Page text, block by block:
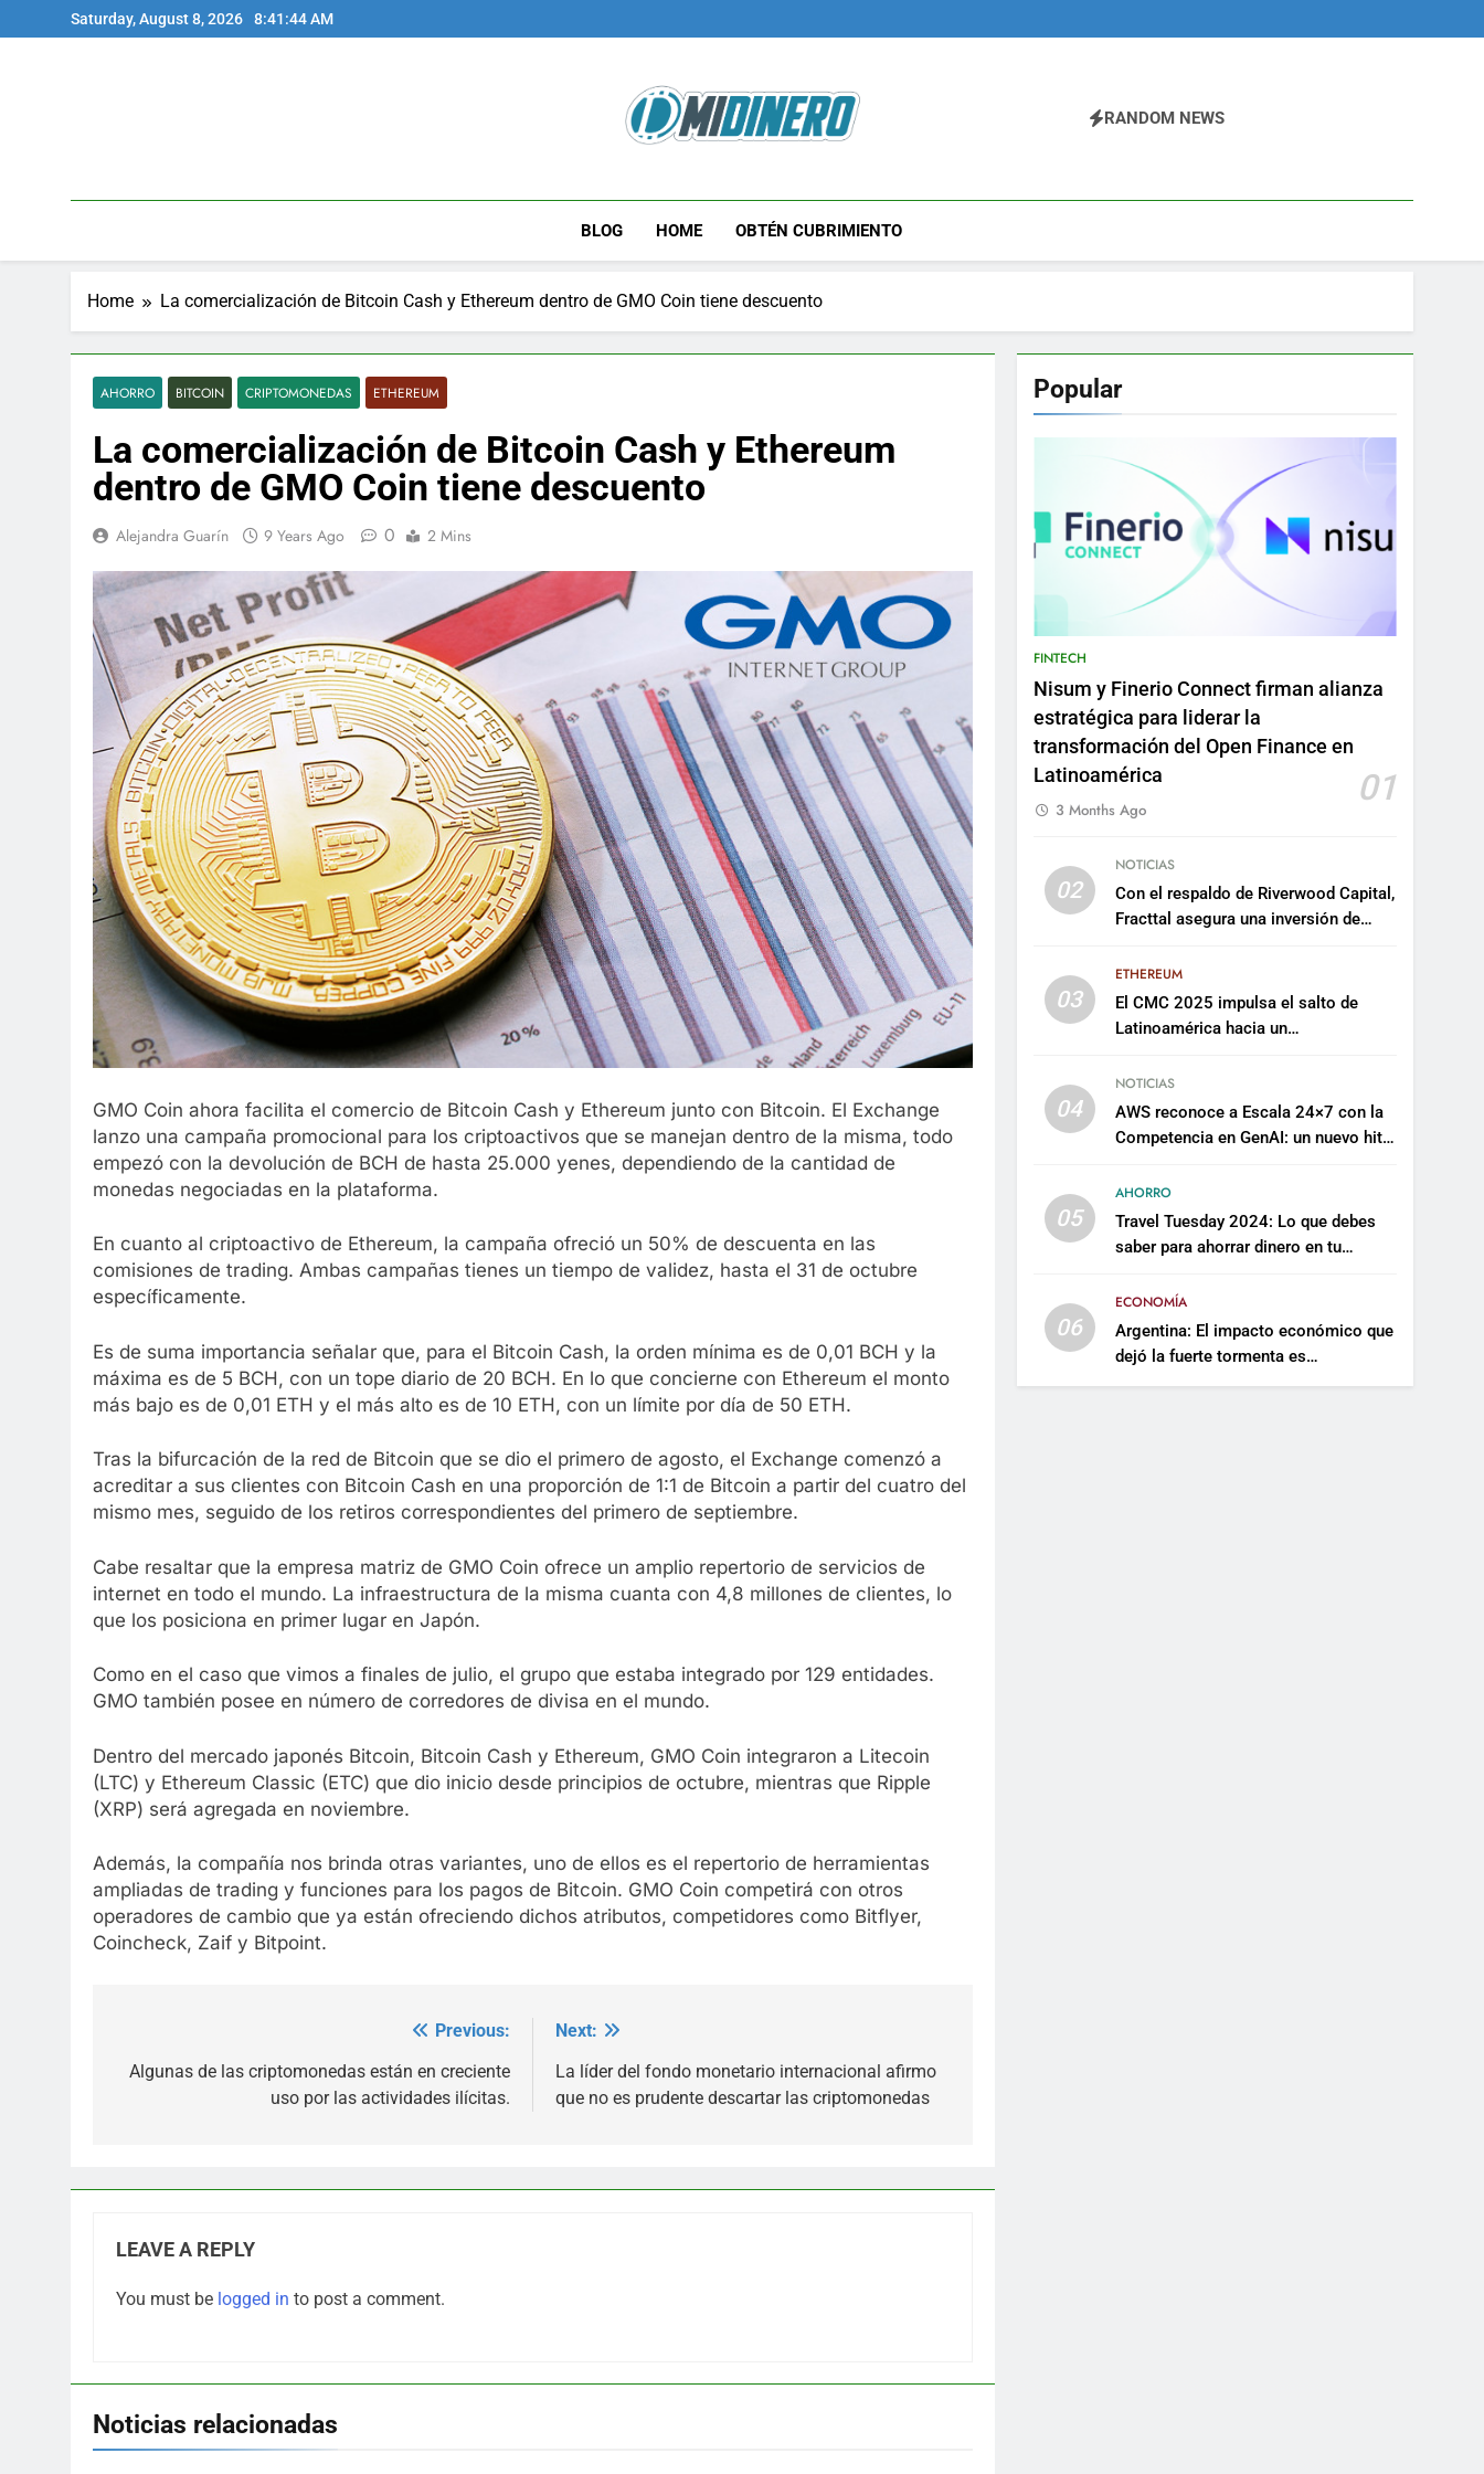
to
Saturday, August 8, 2026 8:41:45 AM
Midinero.co
RANDOM NEWS
BLOG HOME OBTÉN CUBRIMIENTO
Home La comercialización de Bitcoin Cash y Ethereum dentro de GMO Coin tiene descuento
AHORRO BITCOIN CRIPTOMONEDAS ETHEREUM
La comercialización de Bitcoin Cash y Ethereum
dentro de GMO Coin tiene descuento
Alejandra Guarín 9 Years Ago 0 2 Mins
GMO Coin ahora facilita el comercio de Bitcoin Cash y Ethereum junto con Bitcoin. El Exchange
lanzo una campaña promocional para los criptoactivos que se manejan dentro de la misma, todo
empezó con la devolución de BCH de hasta 25.000 yenes, dependiendo de la cantidad de
monedas negociadas en la plataforma.
En cuanto al criptoactivo de Ethereum, la campaña ofreció un 50% de descuenta en las
comisiones de trading. Ambas campañas tienes un tiempo de validez, hasta el 31 de octubre
específicamente.
Es de suma importancia señalar que, para el Bitcoin Cash, la orden mínima es de 0,01 BCH y la
máxima es de 5 BCH, con un tope diario de 20 BCH. En lo que concierne con Ethereum el monto
más bajo es de 0,01 ETH y el más alto es de 10 ETH, con un límite por día de 50 ETH.
Tras la bifurcación de la red de Bitcoin que se dio el primero de agosto, el Exchange comenzó a
acreditar a sus clientes con Bitcoin Cash en una proporción de 1:1 de Bitcoin a partir del cuatro del
mismo mes, seguido de los retiros correspondientes del primero de septiembre.
Cabe resaltar que la empresa matriz de GMO Coin ofrece un amplio repertorio de servicios de
internet en todo el mundo. La infraestructura de la misma cuanta con 4,8 millones de clientes, lo
que los posiciona en primer lugar en Japón.
Como en el caso que vimos a finales de julio, el grupo que estaba integrado por 129 entidades.
GMO también posee en número de corredores de divisa en el mundo.
Dentro del mercado japonés Bitcoin, Bitcoin Cash y Ethereum, GMO Coin integraron a Litecoin
(LTC) y Ethereum Classic (ETC) que dio inicio desde principios de octubre, mientras que Ripple
(XRP) será agregada en noviembre.
Además, la compañía nos brinda otras variantes, uno de ellos es el repertorio de herramientas
ampliadas de trading y funciones para los pagos de Bitcoin. GMO Coin competirá con otros
operadores de cambio que ya están ofreciendo dichos atributos, competidores como Bitflyer,
Coincheck, Zaif y Bitpoint.
navigation
Previous:
Algunas de las criptomonedas están en creciente
uso por las actividades ilícitas.
Next:
La líder del fondo monetario internacional afirmo
que no es prudente descartar las criptomonedas
LEAVE A REPLY
You must be logged in to post a comment.
Noticias relacionadas
Popular
FINTECH
Nisum y Finerio Connect firman alianza
estratégica para liderar la
transformación del Open Finance en
Latinoamérica
01
3 Months Ago
02
NOTICIAS
Con el respaldo de Riverwood Capital,
Fracttal asegura una inversión de
plataforma
03
ETHEREUM
El CMC 2025 impulsa el salto de
Latinoamérica hacia un
sostenible
04
NOTICIAS
AWS reconoce a Escala 24×7 con la
Competencia en GenAI: un nuevo hito
artificial empresarial
05
AHORRO
Travel Tuesday 2024: Lo que debes
saber para ahorrar dinero en tu
06
ECONOMÍA
Argentina: El impacto económico que
dejó la fuerte tormenta es
incalculable